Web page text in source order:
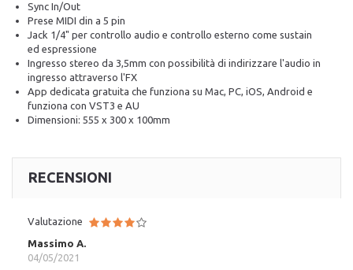
Sync In/Out
Prese MIDI din a 5 pin
Jack 1/4" per controllo audio e controllo esterno come sustain
ed espressione
Ingresso stereo da 3,5mm con possibilità di indirizzare l'audio in
ingresso attraverso l'FX
App dedicata gratuita che funziona su Mac, PC, iOS, Android e
funziona con VST3 e AU
Dimensioni: 555 x 300 x 100mm
RECENSIONI
Valutazione
Massimo A.
04/05/2021